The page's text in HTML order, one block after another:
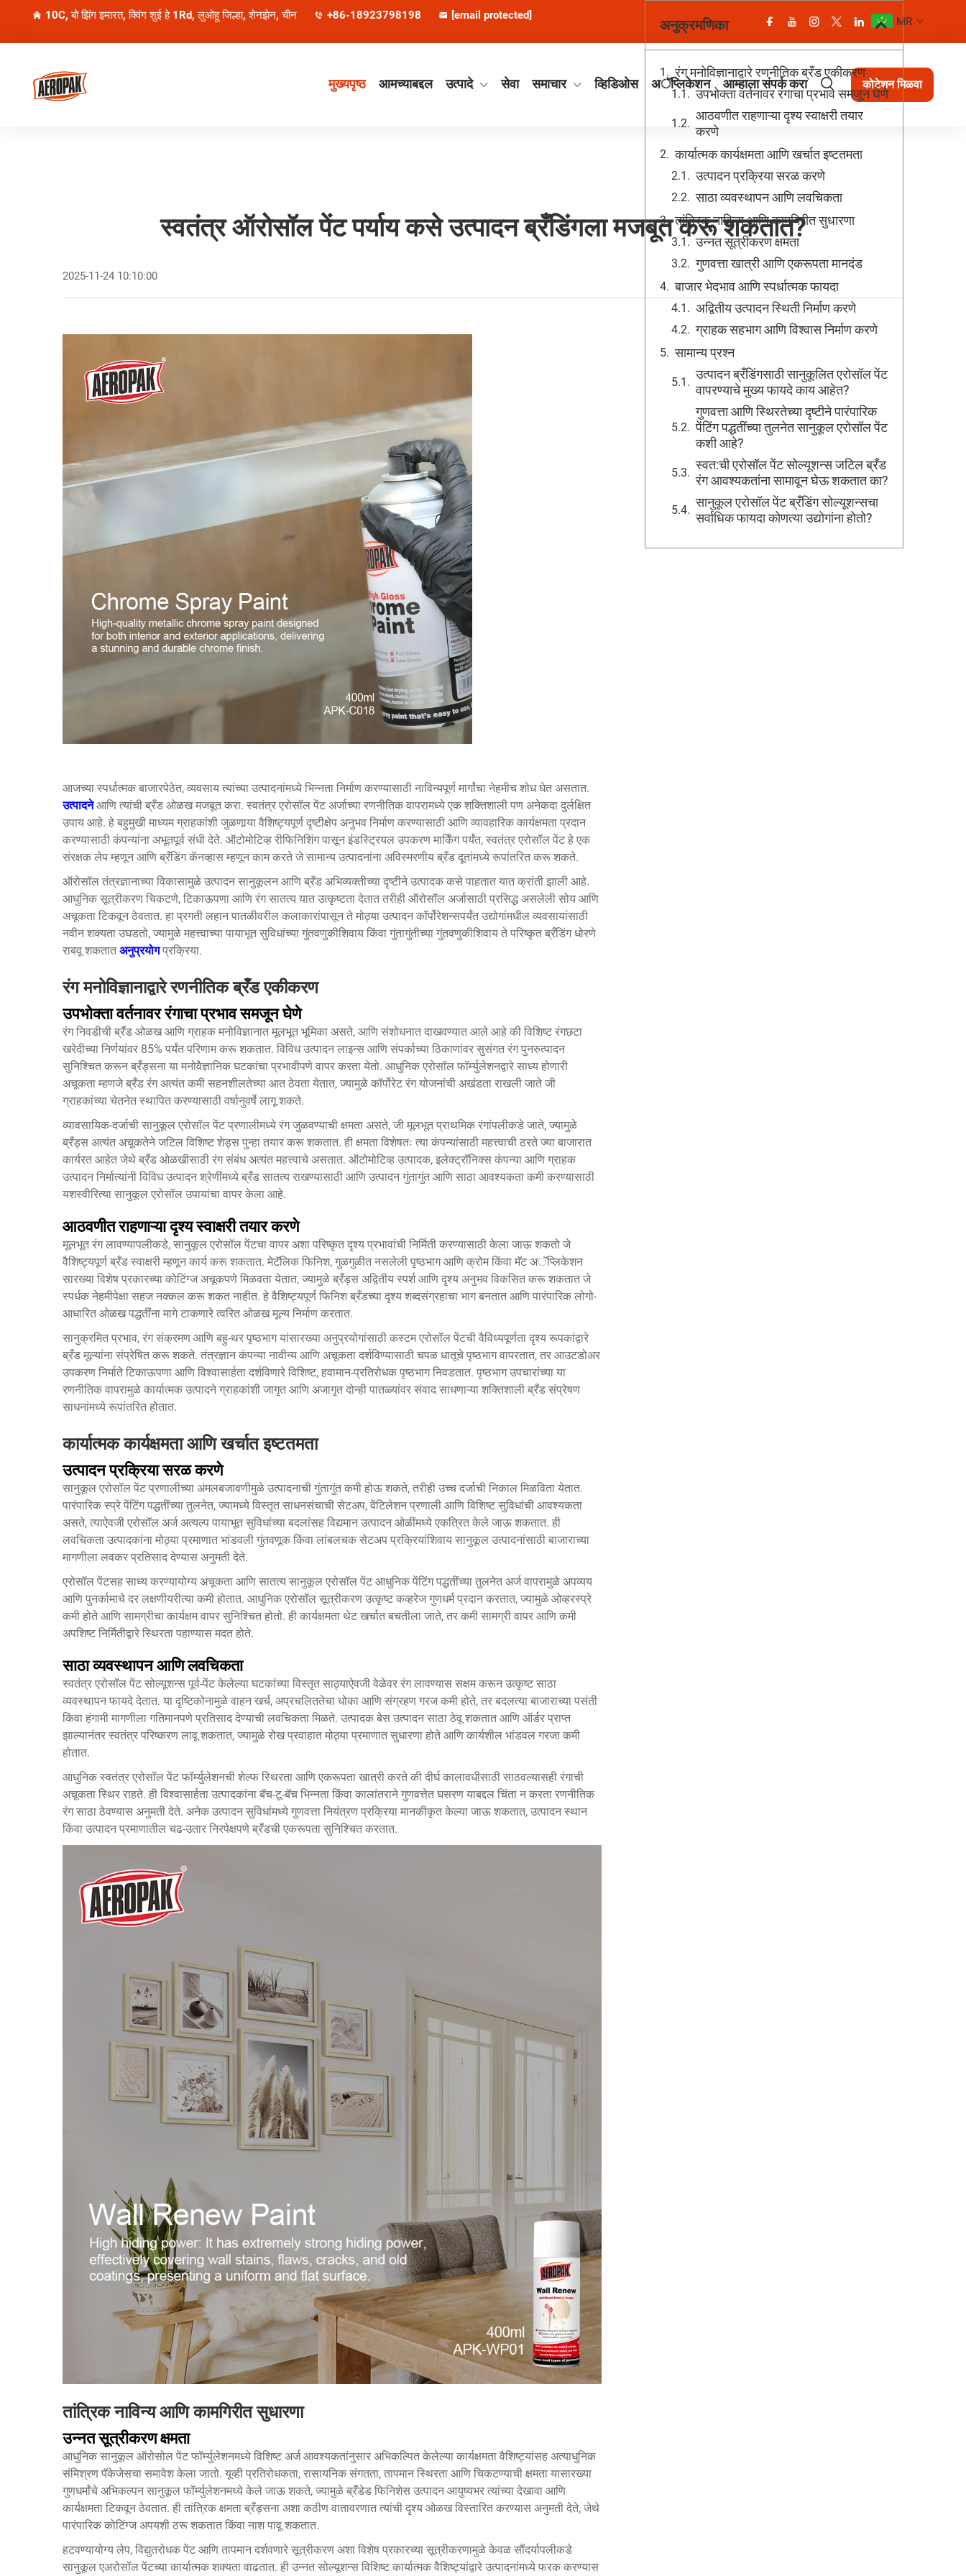
10C, बो झिंग इमारत, क्विंग शुई हे 1Rd, लुओहू जिल्हा, शेनझेन, चीन +86-18923798198 [email protected] MR
मुख्यपृष्ठ आमच्याबद्दल उत्पादे सेवा समाचार व्हिडिओस अॅप्लिकेशन आम्हाला संपर्क करा कोटेशन मिळवा
स्वतंत्र ऑरोसॉल पेंट पर्याय कसे उत्पादन ब्रँडिंगला मजबूत करू शकतात?
2025-11-24 10:10:00
आजच्या स्पर्धात्मक बाजारपेठेत, व्यवसाय त्यांच्या उत्पादनांमध्ये भिन्नता निर्माण करण्यासाठी नाविन्यपूर्ण मार्गांचा नेहमीच शोध घेत असतात.
उत्पादनेआणि त्यांची ब्रँड ओळख मजबूत करा. स्वतंत्र एरोसॉल पेंट अर्जाच्या रणनीतिक वापरामध्ये एक शक्तिशाली पण अनेकदा दुर्लक्षित
उपाय आहे. हे बहुमुखी माध्यम ग्राहकांशी जुळणार्‍या वैशिष्ट्यपूर्ण दृष्टीक्षेप अनुभव निर्माण करण्यासाठी आणि व्यावहारिक कार्यक्षमता प्रदान
करण्यासाठी कंपन्यांना अभूतपूर्व संधी देते. ऑटोमोटिव्ह रीफिनिशिंग पासून इंडस्ट्रियल उपकरण मार्किंग पर्यंत, स्वतंत्र एरोसॉल पेंट हे एक
संरक्षक लेप म्हणून आणि ब्रँडिंग कॅनव्हास म्हणून काम करते जे सामान्य उत्पादनांना अविस्मरणीय ब्रँड दूतांमध्ये रूपांतरित करू शकते.
ऑरोसॉल तंत्रज्ञानाच्या विकासामुळे उत्पादन सानुकूलन आणि ब्रँड अभिव्यक्तीच्या दृष्टीने उत्पादक कसे पाहतात यात क्रांती झाली आहे.
आधुनिक सूत्रीकरण चिकटणे, टिकाऊपणा आणि रंग सातत्य यात उत्कृष्टता देतात तरीही ऑरोसॉल अर्जासाठी प्रसिद्ध असलेली सोय आणि
अचूकता टिकवून ठेवतात. हा प्रगती लहान पातळीवरील कलाकारांपासून ते मोठ्या उत्पादन कॉर्पोरेशन्सपर्यंत उद्योगांमधील व्यवसायांसाठी
नवीन शक्यता उघडतो, ज्यामुळे महत्त्वाच्या पायाभूत सुविधांच्या गुंतवणुकीशिवाय किंवा गुंतागुंतीच्या गुंतवणुकीशिवाय ते परिष्कृत ब्रँडिंग धोरणे
राबवू शकतातअनुप्रयोगप्रक्रिया.
रंग मनोविज्ञानाद्वारे रणनीतिक ब्रँड एकीकरण
उपभोक्ता वर्तनावर रंगाचा प्रभाव समजून घेणे
रंग निवडीची ब्रँड ओळख आणि ग्राहक मनोविज्ञानात मूलभूत भूमिका असते, आणि संशोधनात दाखवण्यात आले आहे की विशिष्ट रंगछटा
खरेदीच्या निर्णयांवर 85% पर्यंत परिणाम करू शकतात. विविध उत्पादन लाइन्स आणि संपर्काच्या ठिकाणांवर सुसंगत रंग पुनरुत्पादन
सुनिश्चित करून ब्रँड्सना या मनोवैज्ञानिक घटकांचा प्रभावीपणे वापर करता येतो. आधुनिक एरोसॉल फॉर्म्युलेशनद्वारे साध्य होणारी
अचूकता म्हणजे ब्रँड रंग अत्यंत कमी सहनशीलतेच्या आत ठेवता येतात, ज्यामुळे कॉर्पोरेट रंग योजनांची अखंडता राखली जाते जी
ग्राहकांच्या चेतनेत स्थापित करण्यासाठी वर्षानुवर्षे लागू शकते.
व्यावसायिक-दर्जाची सानुकूल एरोसॉल पेंट प्रणालीमध्ये रंग जुळवण्याची क्षमता असते, जी मूलभूत प्राथमिक रंगांपलीकडे जाते, ज्यामुळे
ब्रँड्स अत्यंत अचूकतेने जटिल विशिष्ट शेड्स पुन्हा तयार करू शकतात. ही क्षमता विशेषतः त्या कंपन्यांसाठी महत्त्वाची ठरते ज्या बाजारात
कार्यरत आहेत जेथे ब्रँड ओळखीसाठी रंग संबंध अत्यंत महत्त्वाचे असतात. ऑटोमोटिव्ह उत्पादक, इलेक्ट्रॉनिक्स कंपन्या आणि ग्राहक
उत्पादन निर्मात्यांनी विविध उत्पादन श्रेणींमध्ये ब्रँड सातत्य राखण्यासाठी आणि उत्पादन गुंतागुंत आणि साठा आवश्यकता कमी करण्यासाठी
यशस्वीरित्या सानुकूल एरोसॉल उपायांचा वापर केला आहे.
आठवणीत राहणाऱ्या दृश्य स्वाक्षरी तयार करणे
मूलभूत रंग लावण्यापलीकडे, सानुकूल एरोसॉल पेंटचा वापर अशा परिष्कृत दृश्य प्रभावांची निर्मिती करण्यासाठी केला जाऊ शकतो जे
वैशिष्ट्यपूर्ण ब्रँड स्वाक्षरी म्हणून कार्य करू शकतात. मेटॅलिक फिनिश, गुळगुळीत नसलेली पृष्ठभाग आणि क्रोम किंवा मॅट अॅप्लिकेशन
सारख्या विशेष प्रकारच्या कोटिंग्ज अचूकपणे मिळवता येतात, ज्यामुळे ब्रँड्स अद्वितीय स्पर्श आणि दृश्य अनुभव विकसित करू शकतात जे
स्पर्धक नेहमीपेक्षा सहज नक्कल करू शकत नाहीत. हे वैशिष्ट्यपूर्ण फिनिश ब्रँडच्या दृश्य शब्दसंग्रहाचा भाग बनतात आणि पारंपारिक लोगो-
आधारित ओळख पद्धतींना मागे टाकणारे त्वरित ओळख मूल्य निर्माण करतात.
सानुक्रमित प्रभाव, रंग संक्रमण आणि बहु-थर पृष्ठभाग यांसारख्या अनुप्रयोगांसाठी कस्टम एरोसॉल पेंटची वैविध्यपूर्णता दृश्य रूपकांद्वारे
ब्रँड मूल्यांना संप्रेषित करू शकते. तंत्रज्ञान कंपन्या नावीन्य आणि अचूकता दर्शविण्यासाठी चपळ धातूचे पृष्ठभाग वापरतात, तर आउटडोअर
उपकरण निर्माते टिकाऊपणा आणि विश्वासार्हता दर्शविणारे विशिष्ट, हवामान-प्रतिरोधक पृष्ठभाग निवडतात. पृष्ठभाग उपचारांच्या या
रणनीतिक वापरामुळे कार्यात्मक उत्पादने ग्राहकांशी जागृत आणि अजागृत दोन्ही पातळ्यांवर संवाद साधणाऱ्या शक्तिशाली ब्रँड संप्रेषण
साधनांमध्ये रूपांतरित होतात.
कार्यात्मक कार्यक्षमता आणि खर्चात इष्टतमता
उत्पादन प्रक्रिया सरळ करणे
सानुकूल एरोसॉल पेंट प्रणालीच्या अंमलबजावणीमुळे उत्पादनाची गुंतागुंत कमी होऊ शकते, तरीही उच्च दर्जाची निकाल मिळविता येतात.
पारंपारिक स्प्रे पेंटिंग पद्धतींच्या तुलनेत, ज्यामध्ये विस्तृत साधनसंचाची सेटअप, वेंटिलेशन प्रणाली आणि विशिष्ट सुविधांची आवश्यकता
असते, त्याऐवजी एरोसॉल अर्ज अत्यल्प पायाभूत सुविधांच्या बदलांसह विद्यमान उत्पादन ओळींमध्ये एकत्रित केले जाऊ शकतात. ही
लवचिकता उत्पादकांना मोठ्या प्रमाणात भांडवली गुंतवणूक किंवा लांबलचक सेटअप प्रक्रियांशिवाय सानुकूल उत्पादनांसाठी बाजाराच्या
मागणीला लवकर प्रतिसाद देण्यास अनुमती देते.
एरोसॉल पेंटसह साध्य करण्यायोग्य अचूकता आणि सातत्य सानुकूल एरोसॉल पेंटआधुनिक पेंटिंग पद्धतींच्या तुलनेत अर्ज वापरामुळे अपव्यय
आणि पुनर्कामाचे दर लक्षणीयरीत्या कमी होतात. आधुनिक एरोसॉल सूत्रीकरण उत्कृष्ट कव्हरेज गुणधर्म प्रदान करतात, ज्यामुळे ओव्हरस्प्रे
कमी होते आणि सामग्रीचा कार्यक्षम वापर सुनिश्चित होतो. ही कार्यक्षमता थेट खर्चात बचतीला जाते, तर कमी सामग्री वापर आणि कमी
अपशिष्ट निर्मितीद्वारे स्थिरता पहाण्यास मदत होते.
साठा व्यवस्थापन आणि लवचिकता
स्वतंत्र एरोसॉल पेंट सोल्यूशन्स पूर्व-पेंट केलेल्या घटकांच्या विस्तृत साठ्याऐवजी वेळेवर रंग लावण्यास सक्षम करून उत्कृष्ट साठा
व्यवस्थापन फायदे देतात. या दृष्टिकोनामुळे वाहन खर्च, अप्रचलिततेचा धोका आणि संग्रहण गरज कमी होते, तर बदलत्या बाजाराच्या पसंती
किंवा हंगामी मागणीला गतिमानपणे प्रतिसाद देण्याची लवचिकता मिळते. उत्पादक बेस उत्पादन साठा ठेवू शकतात आणि ऑर्डर प्राप्त
झाल्यानंतर स्वतंत्र परिष्करण लावू शकतात, ज्यामुळे रोख प्रवाहात मोठ्या प्रमाणात सुधारणा होते आणि कार्यशील भांडवल गरजा कमी
होतात.
आधुनिक स्वतंत्र एरोसॉल पेंट फॉर्म्युलेशनची शेल्फ स्थिरता आणि एकरूपता खात्री करते की दीर्घ कालावधीसाठी साठवल्यासही रंगाची
अचूकता स्थिर राहते. ही विश्वासार्हता उत्पादकांना बॅच-टू-बॅच भिन्नता किंवा कालांतराने गुणवत्तेत घसरण याबद्दल चिंता न करता रणनीतिक
रंग साठा ठेवण्यास अनुमती देते. अनेक उत्पादन सुविधांमध्ये गुणवत्ता नियंत्रण प्रक्रिया मानकीकृत केल्या जाऊ शकतात, उत्पादन स्थान
किंवा उत्पादन प्रमाणातील चढ-उतार निरपेक्षपणे ब्रँडची एकरूपता सुनिश्चित करतात.
तांत्रिक नाविन्य आणि कामगिरीत सुधारणा
उन्नत सूत्रीकरण क्षमता
आधुनिक सानुकूल ऑरोसोल पेंट फॉर्म्युलेशनमध्ये विशिष्ट अर्ज आवश्यकतांनुसार अभिकल्पित केलेल्या कार्यक्षमता वैशिष्ट्यांसह अत्याधुनिक
संमिश्रण पॅकेजेसचा समावेश केला जातो. यूव्ही प्रतिरोधकता, रासायनिक संगतता, तापमान स्थिरता आणि चिकटण्याची क्षमता यासारख्या
गुणधर्मांचे अभिकल्पन सानुकूल फॉर्म्युलेशनमध्ये केले जाऊ शकते, ज्यामुळे ब्रँडेड फिनिशेस उत्पादन आयुष्यभर त्यांच्या देखावा आणि
कार्यक्षमता टिकवून ठेवतात. ही तांत्रिक क्षमता ब्रँड्सना अशा कठीण वातावरणात त्यांची दृश्य ओळख विस्तारित करण्यास अनुमती देते, जेथे
पारंपारिक कोटिंग्ज अपयशी ठरू शकतात किंवा नाश पावू शकतात.
हटवण्यायोग्य लेप, विद्युतरोधक पेंट आणि तापमान दर्शवणारे सूत्रीकरण अशा विशेष प्रकारच्या सूत्रीकरणामुळे केवळ सौंदर्यापलीकडे
सानुकूल एअरोसॉल पेंटच्या कार्यात्मक शक्यता वाढतात. ही उन्नत सोल्यूशन्स विशिष्ट कार्यात्मक वैशिष्ट्यांद्वारे उत्पादनांमध्ये फरक करण्यास
अनुक्रमणिका
रंग मनोविज्ञानाद्वारे रणनीतिक ब्रँड एकीकरण
उपभोक्ता वर्तनावर रंगाचा प्रभाव समजून घेणे
आठवणीत राहणाऱ्या दृश्य स्वाक्षरी तयार
करणे
कार्यात्मक कार्यक्षमता आणि खर्चात इष्टतमता
उत्पादन प्रक्रिया सरळ करणे
साठा व्यवस्थापन आणि लवचिकता
तांत्रिक नाविन्य आणि कामगिरीत सुधारणा
उन्नत सूत्रीकरण क्षमता
गुणवत्ता खात्री आणि एकरूपता मानदंड
बाजार भेदभाव आणि स्पर्धात्मक फायदा
अद्वितीय उत्पादन स्थिती निर्माण करणे
ग्राहक सहभाग आणि विश्वास निर्माण करणे
सामान्य प्रश्न
उत्पादन ब्रँडिंगसाठी सानुकूलित एरोसॉल पेंट
वापरण्याचे मुख्य फायदे काय आहेत?
गुणवत्ता आणि स्थिरतेच्या दृष्टीने पारंपारिक
पेंटिंग पद्धतींच्या तुलनेत सानुकूल एरोसॉल पेंट
कशी आहे?
स्वत:ची एरोसॉल पेंट सोल्यूशन्स जटिल ब्रँड
रंग आवश्यकतांना सामावून घेऊ शकतात का?
सानुकूल एरोसॉल पेंट ब्रँडिंग सोल्यूशन्सचा
सर्वाधिक फायदा कोणत्या उद्योगांना होतो?